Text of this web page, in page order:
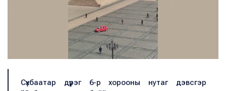
Сүхбаатар дүүрэг 6-р хорооны нутаг дэвсгэр